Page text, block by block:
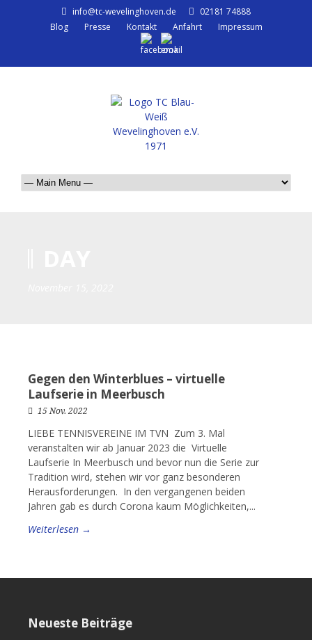
info@tc-wevelinghoven.de
02181 74888
Blog
Presse Kontakt Anfahrt Impressum
Gegen den Winterblues – virtuelle
Laufserie in Meerbusch
15 Nov. 2022
LIEBE TENNISVEREINE IM TVN Zum 3. Mal
veranstalten wir ab Januar 2023 die Virtuelle
Laufserie In Meerbusch und bevor nun die Serie zur
Tradition wird, stehen wir vor ganz besonderen
Herausforderungen. In den vergangenen beiden
Jahren gab es durch Corona kaum Möglichkeiten,...
Weiterlesen →
Neueste Beiträge